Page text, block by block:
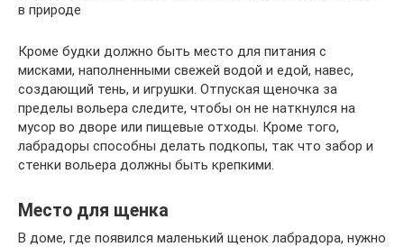
в природе
Кроме будки должно быть место для питания с
мисками, наполненными свежей водой и едой, навес,
создающий тень, и игрушки. Отпуская щеночка за
пределы вольера следите, чтобы он не наткнулся на
мусор во дворе или пищевые отходы. Кроме того,
лабрадоры способны делать подкопы, так что забор и
стенки вольера должны быть крепкими.
Место для щенка
В доме, где появился маленький щенок лабрадора, нужно